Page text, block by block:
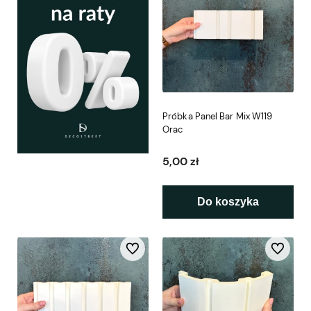
Próbka Panel Bar Mix W119
Orac
5,00 zł
Do koszyka
Do ulubionych Do